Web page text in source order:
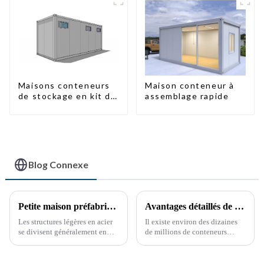
hôtel panneau
sandwich
préfabriquées
portables Vente
Personnalisée
Personnalisée
Maisons conteneurs
de stockage en kit de
Maison conteneur à
assemblage rapide
Blog Connexe
Petite maison préfabriquée pour entrepôt de stockage
Les structures légères en acier
se divisent généralement en
Avantages détaillés de la modification des conteneurs
Il existe environ des dizaines
de millions de conteneurs